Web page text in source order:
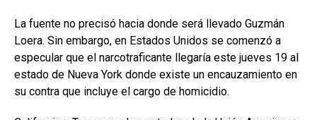
La fuente no precisó hacia donde será llevado Guzmán
Loera. Sin embargo, en Estados Unidos se comenzó a
especular que el narcotraficante llegaría este jueves 19 al
estado de Nueva York donde existe un encauzamiento en
su contra que incluye el cargo de homicidio.